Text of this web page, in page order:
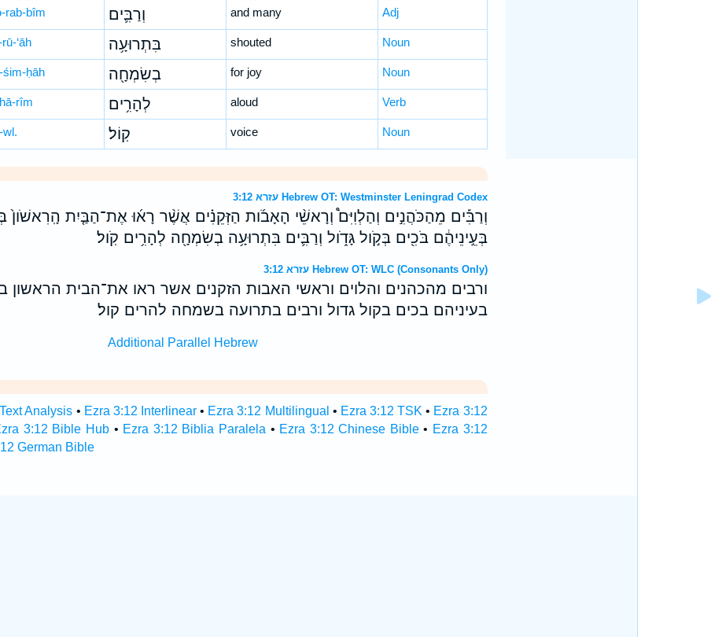
rab-bîm וְרַבִּ֛ים and many Adj
‘āh בִּתְרוּעָ֥ה shouted Noun
śim-ḥāh בְשִׂמְחָ֖ה for joy Noun
rîm לְהָרִ֥ים aloud Verb
wl. קֽוֹל׃ voice Noun
עזרא 3:12 Hebrew OT: Westminster Leningrad Codex
וְרַבִּ֡ים מֵהַכֹּהֲנִ֣ים וְהַלְוִיִּם֩ וְרָאשֵׁ֨י הָאָבֹ֜ות הַזְּקֵנִ֗ים אֲשֶׁ֨ר רָא֜וּ אֶת־הַבַּ֤יִת הָֽרִאשֹׁון֙
בְּעֵ֣ינֵיהֶ֔ם בֹּכִ֖ים בְּקֹ֣ול גָּדֹ֑ול וְרַבִּ֛ים בִּתְרוּעָ֥ה בְשִׂמְחָ֖ה לְהָרִ֥ים קֹֽול׃
עזרא 3:12 Hebrew OT: WLC (Consonants Only)
ורבים מהכהנים והלוים וראשי האבות הזקנים אשר ראו את־הבית הראשון
בעיניהם בכים בקול גדול ורבים בתרועה בשמחה להרים קול׃
Additional Parallel Hebrew
Analysis • Ezra 3:12 Interlinear• Ezra 3:12 Multilingual • Ezra 3:12 TSK • Ezra 3:12
3:12 Bible Hub • Ezra 3:12 Biblia Paralela • Ezra 3:12 Chinese Bible• Ezra 3:12
German Bible